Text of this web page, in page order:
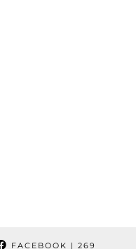
FACEBOOK | 269